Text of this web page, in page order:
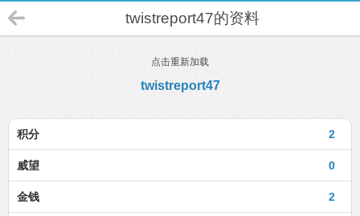
twistreport47的资料
点击重新加载
twistreport47
2
积分
0
威望
2
金钱